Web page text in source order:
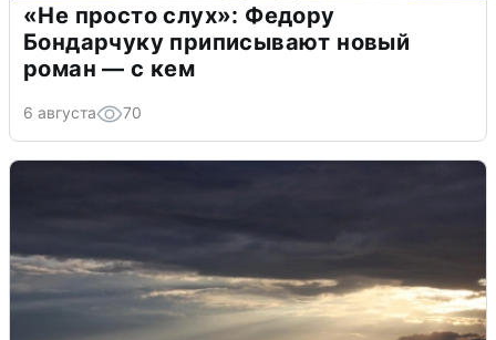
«Не просто слух»: Федору
Бондарчуку приписывают новый
роман — с кем
6 августа 70